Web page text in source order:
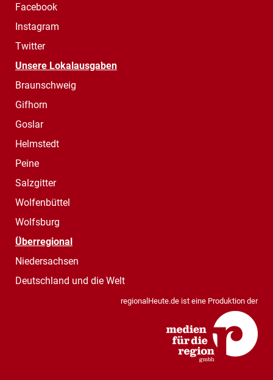
Facebook
Instagram
Twitter
Unsere Lokalausgaben
Braunschweig
Gifhorn
Goslar
Helmstedt
Peine
Salzgitter
Wolfenbüttel
Wolfsburg
Überregional
Niedersachsen
Deutschland und die Welt
regionalHeute.de ist eine Produktion der